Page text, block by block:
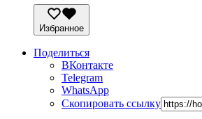
Избранное
Поделиться
ВКонтакте
Telegram
WhatsApp
Скопировать ссылку